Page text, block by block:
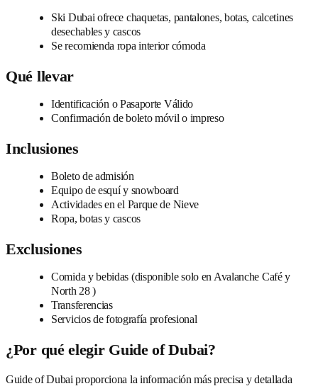
Ski Dubai ofrece chaquetas, pantalones, botas, calcetines
desechables y cascos
Se recomienda ropa interior cómoda
Qué llevar
Identificación o Pasaporte Válido
Confirmación de boleto móvil o impreso
Inclusiones
Boleto de admisión
Equipo de esquí y snowboard
Actividades en el Parque de Nieve
Ropa, botas y cascos
Exclusiones
Comida y bebidas (disponible solo en Avalanche Café y
North 28 )
Transferencias
Servicios de fotografía profesional
¿Por qué elegir Guide of Dubai?
Guide of Dubai proporciona la información más precisa y detallada